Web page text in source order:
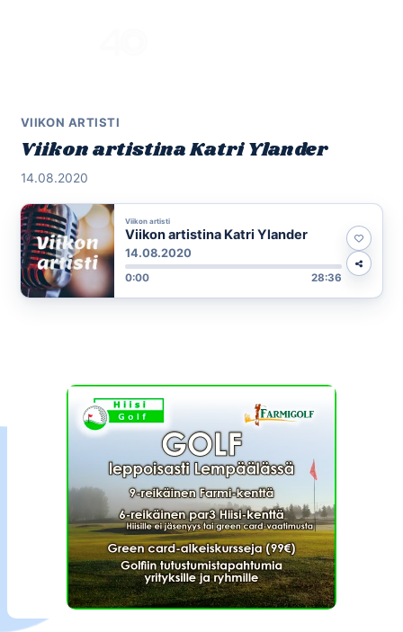
VIIKON ARTISTI
Viikon artistina Katri Ylander
14.08.2020
Viikon artisti
Viikon artistina Katri Ylander
14.08.2020
0:00 28:36